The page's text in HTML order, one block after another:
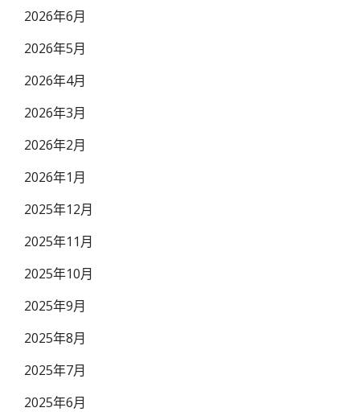
2026年6月
2026年5月
2026年4月
2026年3月
2026年2月
2026年1月
2025年12月
2025年11月
2025年10月
2025年9月
2025年8月
2025年7月
2025年6月